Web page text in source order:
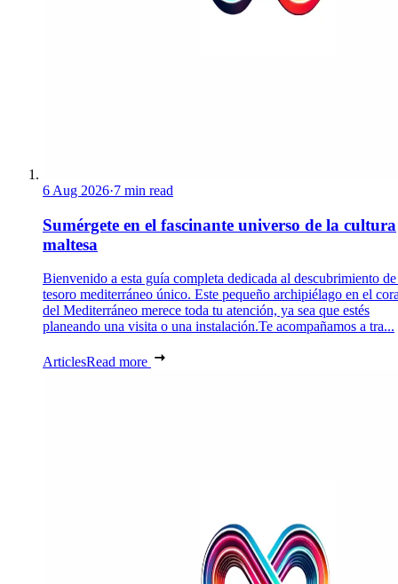
6 Aug 2026·7 min read
Sumérgete en el fascinante universo de la cultura
maltesa
Bienvenido a esta guía completa dedicada al descubrimiento
tesoro mediterráneo único. Este pequeño archipiélago en el
del Mediterráneo merece toda tu atención, ya sea que estés
planeando una visita o una instalación.Te acompañamos a tra...
ArticlesRead more